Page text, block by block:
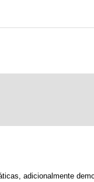
adicionalmente